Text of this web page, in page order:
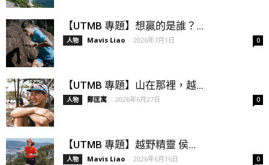
【UTMB 專題】想贏的是誰？...
人物 Mavis Liao - 2026年7月1日 0
【UTMB 專題】山在那裡，越...
人物 鄭匡寓 - 2026年6月27日 0
【UTMB 專題】越野精靈 侯...
人物 Mavis Liao - 2026年6月16日 0